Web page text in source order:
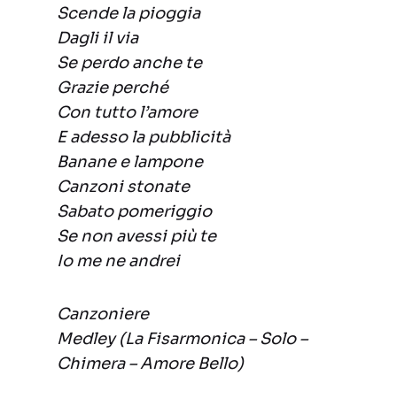
Scende la pioggia
Dagli il via
Se perdo anche te
Grazie perché
Con tutto l’amore
E adesso la pubblicità
Banane e lampone
Canzoni stonate
Sabato pomeriggio
Se non avessi più te
Io me ne andrei
Canzoniere
Medley (La Fisarmonica – Solo –
Chimera – Amore Bello)